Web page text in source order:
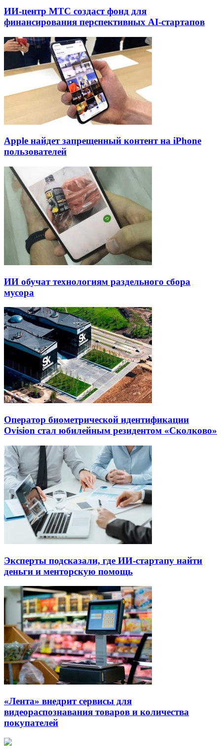
ИИ-центр МТС создаст фонд для
финансирования перспективных AI-стартапов
Apple найдет запрещенный контент на iPhone
пользователей
ИИ обучат технологиям раздельного сбора
мусора
Оператор биометрической идентификации
Ovision стал юбилейным резидентом «Сколково»
Эксперты подсказали, где ИИ-стартапу найти
деньги и менторскую помощь
«Лента» внедрит сервисы для
видеораспознавания товаров и количества
покупателей